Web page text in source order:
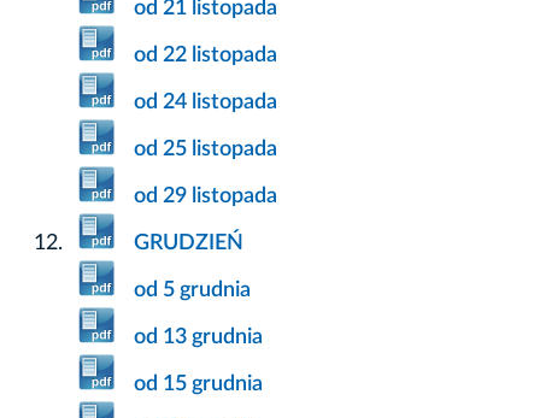
od 21 listopada
od 22 listopada
od 24 listopada
od 25 listopada
od 29 listopada
GRUDZIEŃ
od 5 grudnia
od 13 grudnia
od 15 grudnia